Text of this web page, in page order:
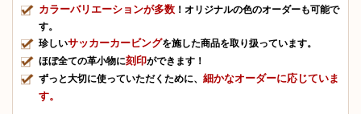
カラーバリエーションが多数 ！オリジナルの色のオーダーも可能で
す。
珍しいサッカーカービングを施した商品を取り扱っています。
ほぼ全ての革小物に刻印ができます！
ずっと大切に使っていただくために、 細かなオーダーに応じていま
す。